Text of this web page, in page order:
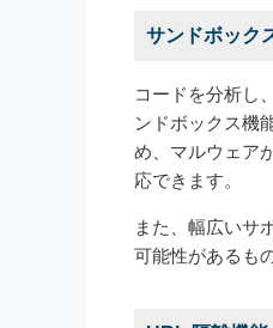
サンドボック
コードを分析し
ンドボックス機
め、マルウェア
応できます。
また、幅広いサ
可能性があるも